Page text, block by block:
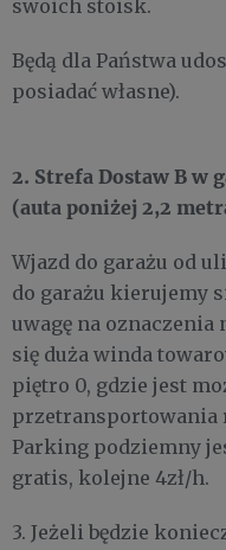
swoich stoisk.
Będą dla Państwa
posiadać własne).
2. Strefa Dostaw B w
(auta poniżej 2,2
Wjazd do garażu od
do garażu kierujemy
uwagę na oznaczenia
się duża winda
piętro 0, gdzie jest
przetransportowania
Parking podziemny
gratis, kolejne 4zł/h.
3. Jeżeli będzie